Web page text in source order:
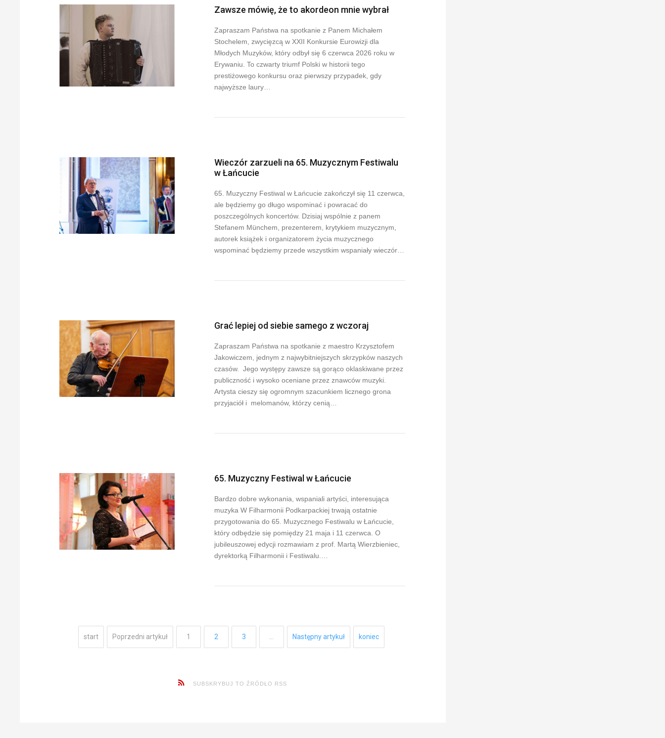
Zawsze mówię, że to akordeon mnie wybrał
Zapraszam Państwa na spotkanie z Panem Michałem
Stochelem, zwycięzcą w XXII Konkursie Eurowizji dla
Młodych Muzyków, który odbył się 6 czerwca 2026 roku w
Erywaniu. To czwarty triumf Polski w historii tego
prestiżowego konkursu oraz pierwszy przypadek, gdy
najwyższe laury…
Wieczór zarzueli na 65. Muzycznym Festiwalu
w Łańcucie
65. Muzyczny Festiwal w Łańcucie zakończył się 11 czerwca,
ale będziemy go długo wspominać i powracać do
poszczególnych koncertów. Dzisiaj wspólnie z panem
Stefanem Münchem, prezenterem, krytykiem muzycznym,
autorek książek i organizatorem życia muzycznego
wspominać będziemy przede wszystkim wspaniały wieczór…
Grać lepiej od siebie samego z wczoraj
Zapraszam Państwa na spotkanie z maestro Krzysztofem
Jakowiczem, jednym z najwybitniejszych skrzypków naszych
czasów. Jego występy zawsze są gorąco oklaskiwane przez
publiczność i wysoko oceniane przez znawców muzyki.
Artysta cieszy się ogromnym szacunkiem licznego grona
przyjaciół i melomanów, którzy cenią…
65. Muzyczny Festiwal w Łańcucie
Bardzo dobre wykonania, wspaniali artyści, interesująca
muzyka W Filharmonii Podkarpackiej trwają ostatnie
przygotowania do 65. Muzycznego Festiwalu w Łańcucie,
który odbędzie się pomiędzy 21 maja i 11 czerwca. O
jubileuszowej edycji rozmawiam z prof. Martą Wierzbieniec,
dyrektorką Filharmonii i Festiwalu.…
start Poprzedni artykuł 1 2 3 Następny artykuł koniec
SUBSKRYBUJ TO ŹRÓDŁO RSS